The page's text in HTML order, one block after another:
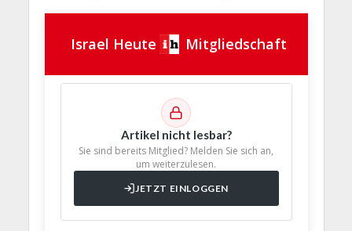
Israel Heute Mitgliedschaft
Artikel nicht lesbar?
Sie sind bereits Mitglied? Melden Sie sich an,
um weiterzulesen.
JETZT EINLOGGEN